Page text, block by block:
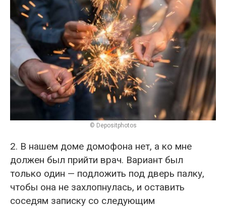
© Depositphotos
2. В нашем доме домофона нет, а ко мне
должен был прийти врач. Вариант был
только один — подложить под дверь палку,
чтобы она не захлопнулась, и оставить
соседям записку со следующим